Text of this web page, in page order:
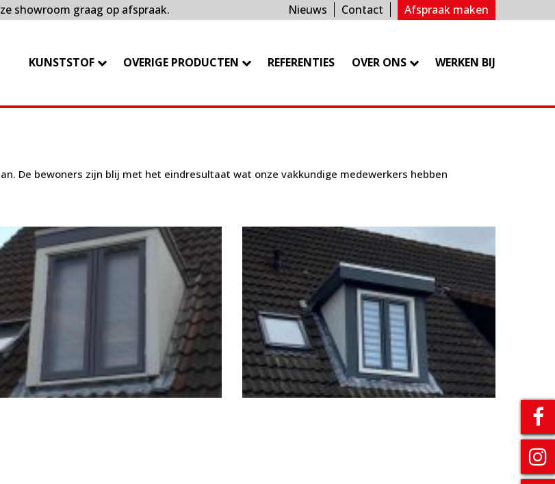
showroom graag op afspraak. Nieuws Contact Afspraak maken
KUNSTSTOF OVERIGE PRODUCTEN REFERENTIES OVER ONS WERKEN BIJ
De bewoners zijn blij met het eindresultaat wat onze vakkundige medewerkers hebben